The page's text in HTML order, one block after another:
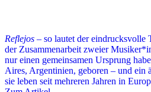
Reflejos – so lautet der eindrucksvolle
der Zusammenarbeit zweier
nur einen gemeinsamen Ursprung
Aires, Argentinien, geboren – und ein
sie leben seit mehreren Jahren in